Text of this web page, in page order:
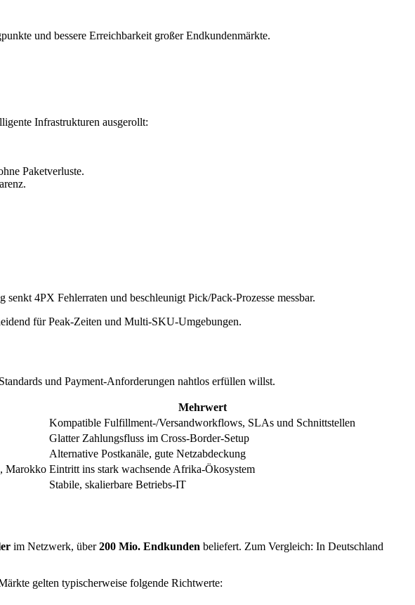
und bessere Erreichbarkeit großer Endkundenmärkte.
Infrastrukturen ausgerollt:
Paketverluste.
4PX Fehlerraten und beschleunigt Pick/Pack-Prozesse messbar.
für Peak-Zeiten und Multi-SKU-Umgebungen.
und Payment-Anforderungen nahtlos erfüllen willst.
Mehrwert
Kompatible Fulfillment-/Versandworkflows, SLAs und Schnittstellen
Glatter Zahlungsfluss im Cross-Border-Setup
Alternative Postkanäle, gute Netzabdeckung
Marokko Eintritt ins stark wachsende Afrika-Ökosystem
Stabile, skalierbare Betriebs-IT
im Netzwerk, über200 Mio. Endkunden beliefert. Zum Vergleich: In Deutschland
gelten typischerweise folgende Richtwerte: